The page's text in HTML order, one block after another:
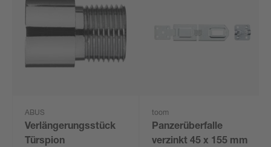
ABUS
Verlängerungsstück
Türspion
toom
Panzerüberfalle
verzinkt 45 x 155 mm